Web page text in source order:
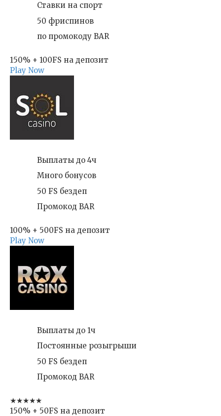
Ставки на спорт
50 фриспинов
по промокоду BAR
150% + 100FS на депозит
Play Now
Выплаты до 4ч
Много бонусов
50 FS бездеп
Промокод BAR
100% + 500FS на депозит
Play Now
Выплаты до 1ч
Постоянные розыгрыши
50 FS бездеп
Промокод BAR
★★★★★
150% + 50FS на депозит